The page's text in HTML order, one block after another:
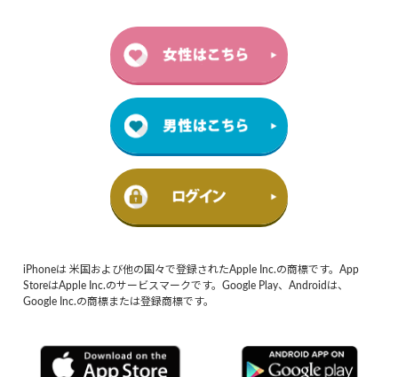
iPhoneは 米国および他の国々で登録されたApple Inc.の商標です。App
StoreはApple Inc.のサービスマークです。Google Play、Androidは、
Google Inc.の商標または登録商標です。